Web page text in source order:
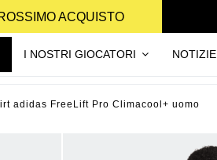
ACQUISTO
I NOSTRI GIOCATORI NOTIZIE
adidas FreeLift Pro Climacool+ uomo